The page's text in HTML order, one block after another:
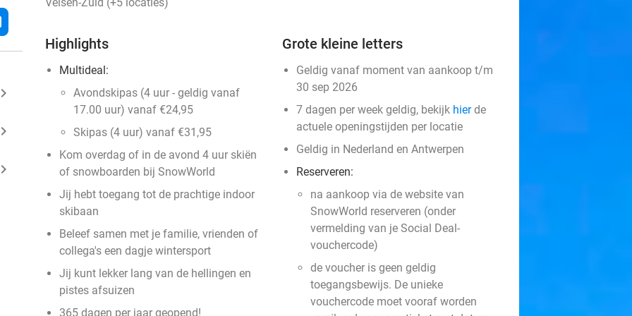
keyboard_arrow_right
keyboard_arrow_right
keyboard_arrow_right
Highlights
Multideal:
Avondskipas (4 uur - geldig vanaf
17.00 uur) vanaf €24,95
Skipas (4 uur) vanaf €31,95
Kom overdag of in de avond 4 uur skiën
of snowboarden bij SnowWorld
Jij hebt toegang tot de prachtige indoor
skibaan
Beleef samen met je familie, vrienden of
collega's een dagje wintersport
Jij kunt lekker lang van de hellingen en
pistes afsuizen
365 dagen per jaar geopend!
Grote kleine letters
Geldig vanaf moment van aankoop t/m
30 sep 2026
7 dagen per week geldig, bekijk hierde
actuele openingstijden per locatie
Geldig in Nederland en Antwerpen
Reserveren:
na aankoop via de website van
SnowWorld reserveren (onder
vermelding van je Social Deal-
vouchercode)
de voucher is geen geldig
toegangsbewijs. De unieke
vouchercode moet vooraf worden